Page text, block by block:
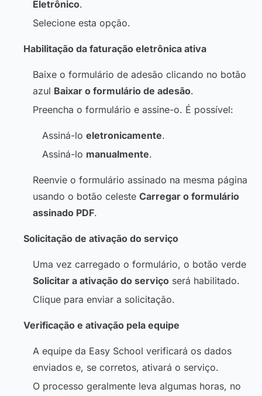
Eletrônico.
Selecione esta opção.
Habilitação da faturação eletrônica ativa
Baixe o formulário de adesão clicando no botão
azul Baixar o formulário de adesão.
Preencha o formulário e assine-o. É possível:
Assiná-lo eletronicamente.
Assiná-lo manualmente.
Reenvie o formulário assinado na mesma página
usando o botão celeste Carregar o formulário
assinado PDF.
Solicitação de ativação do serviço
Uma vez carregado o formulário, o botão verde
Solicitar a ativação do serviço será habilitado.
Clique para enviar a solicitação.
Verificação e ativação pela equipe
A equipe da Easy School verificará os dados
enviados e, se corretos, ativará o serviço.
O processo geralmente leva algumas horas, no